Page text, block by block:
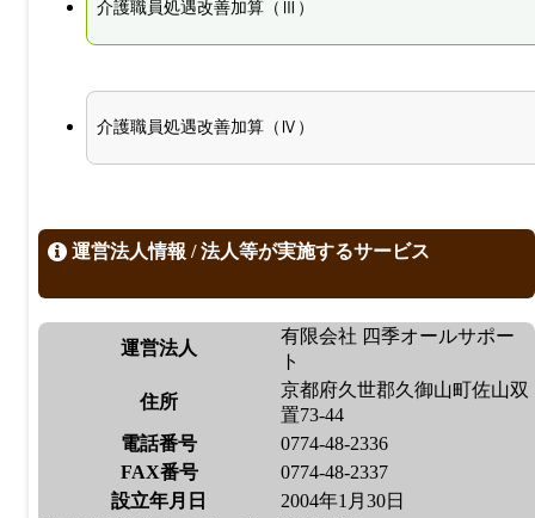
介護職員処遇改善加算（Ⅲ）
介護職員処遇改善加算（Ⅳ）
運営法人情報 / 法人等が実施するサービス
運営法人
有限会社 四季オールサポー
ト
住所
京都府久世郡久御山町佐山双
置73-44
電話番号
0774-48-2336
FAX番号
0774-48-2337
設立年月日
2004年1月30日